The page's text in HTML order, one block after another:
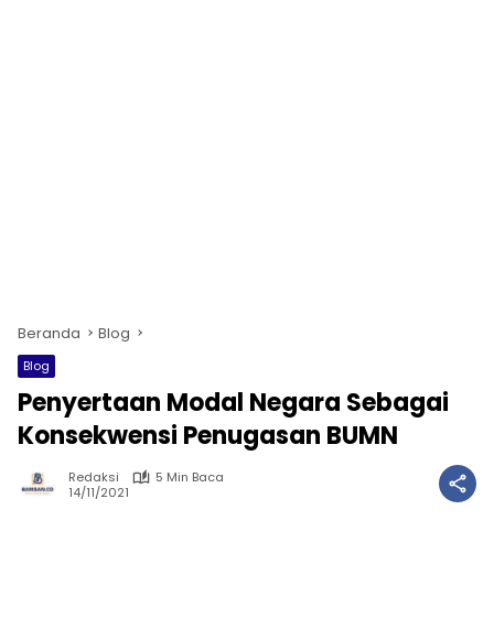
Beranda Blog
Blog
Penyertaan Modal Negara Sebagai
Konsekwensi Penugasan BUMN
Redaksi
5 Min Baca
14/11/2021